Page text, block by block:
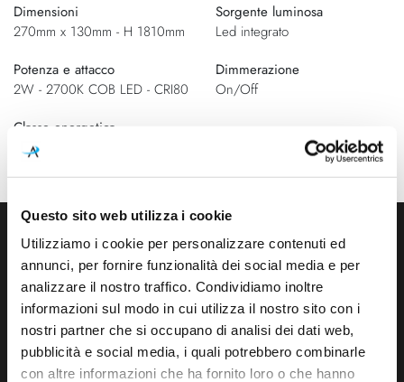
Questo sito web utilizza i cookie
Utilizziamo i cookie per personalizzare contenuti ed
annunci, per fornire funzionalità dei social media e per
analizzare il nostro traffico. Condividiamo inoltre
informazioni sul modo in cui utilizza il nostro sito con i
nostri partner che si occupano di analisi dei dati web,
pubblicità e social media, i quali potrebbero combinarle
con altre informazioni che ha fornito loro o che hanno
Dimensioni
270mm x 130mm - H 1810mm
Sorgente luminosa
Led integrato
Potenza e attacco
2W - 2700K COB LED - CRI80
Dimmerazione
On/Off
Classe energetica
A++
Ti servono maggiori informazioni?
Contattaci via Chat, via telefono allo + 39 039 9909099 oppure
compila il modulo
EMAIL WHATSAPP